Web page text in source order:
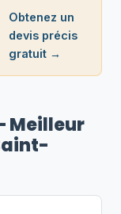
Obtenez un
devis précis
gratuit →
Meilleur